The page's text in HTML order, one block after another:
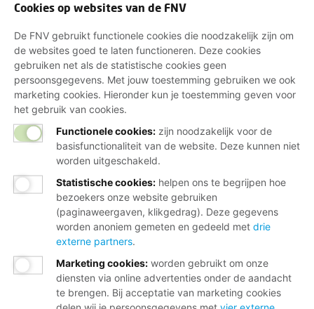
Cookies op websites van de FNV
De FNV gebruikt functionele cookies die noodzakelijk zijn om
de websites goed te laten functioneren. Deze cookies
gebruiken net als de statistische cookies geen
persoonsgegevens. Met jouw toestemming gebruiken we ook
marketing cookies. Hieronder kun je toestemming geven voor
het gebruik van cookies.
Functionele cookies: zijn noodzakelijk voor de
basisfunctionaliteit van de website. Deze kunnen niet
worden uitgeschakeld.
Statistische cookies: helpen ons te begrijpen hoe
bezoekers onze website gebruiken
(paginaweergaven, klikgedrag). Deze gegevens
worden anoniem gemeten en gedeeld met drie
externe partners.
Marketing cookies: worden gebruikt om onze
diensten via online advertenties onder de aandacht
te brengen. Bij acceptatie van marketing cookies